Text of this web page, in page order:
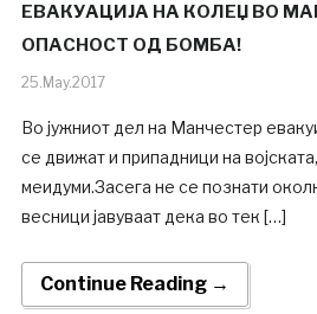
ЕВАКУАЦИЈА НА КОЛЕЏ ВО
ОПАСНОСТ ОД БОМБА!
25.May.2017
Во јужниот дел на Манчестер
се движат и припадници на
меидуми.Засега не се познати
весници јавуваат дека во тек […]
Continue Reading →